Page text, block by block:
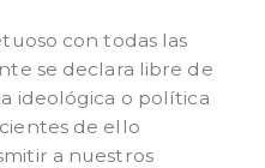
con todas las
se declara libre de
ideológica o política
de ello
a nuestros